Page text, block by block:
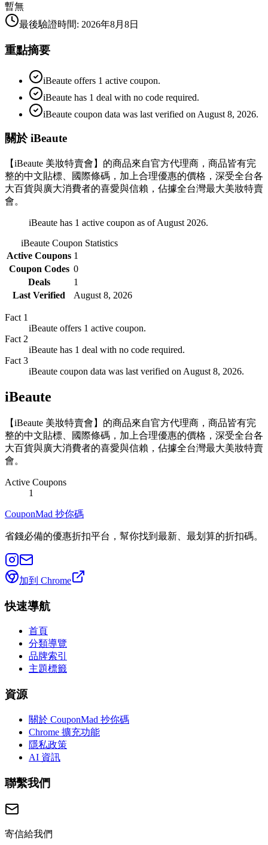
暫無
最後驗證時間: 2026年8月8日
重點摘要
iBeaute offers 1 active coupon.
iBeaute has 1 deal with no code required.
iBeaute coupon data was last verified on August 8, 2026.
關於 iBeaute
【iBeaute 美妝特賣會】的商品來自官方代理商，商品皆有完
整的中文貼標、國際條碼，加上合理優惠的價格，深受全台各
大百貨與廣大消費者的喜愛與信賴，佔據全台灣最大美妝特賣
會。
iBeaute has 1 active coupon as of August 2026.
iBeaute Coupon Statistics
Active Coupons 1
Coupon Codes 0
Deals
1
Last Verified
August 8, 2026
Fact 1
iBeaute offers 1 active coupon.
Fact 2
iBeaute has 1 deal with no code required.
Fact 3
iBeaute coupon data was last verified on August 8, 2026.
iBeaute
【iBeaute 美妝特賣會】的商品來自官方代理商，商品皆有完
整的中文貼標、國際條碼，加上合理優惠的價格，深受全台各
大百貨與廣大消費者的喜愛與信賴，佔據全台灣最大美妝特賣
會。
Active Coupons
1
CouponMad 抄你碼
省錢必備的優惠折扣平台，幫你找到最新、最划算的折扣碼。
加到 Chrome
快速導航
首頁
分類導覽
品牌索引
主題標籤
資源
關於 CouponMad 抄你碼
Chrome 擴充功能
隱私政策
AI 資訊
聯繫我們
寄信給我們